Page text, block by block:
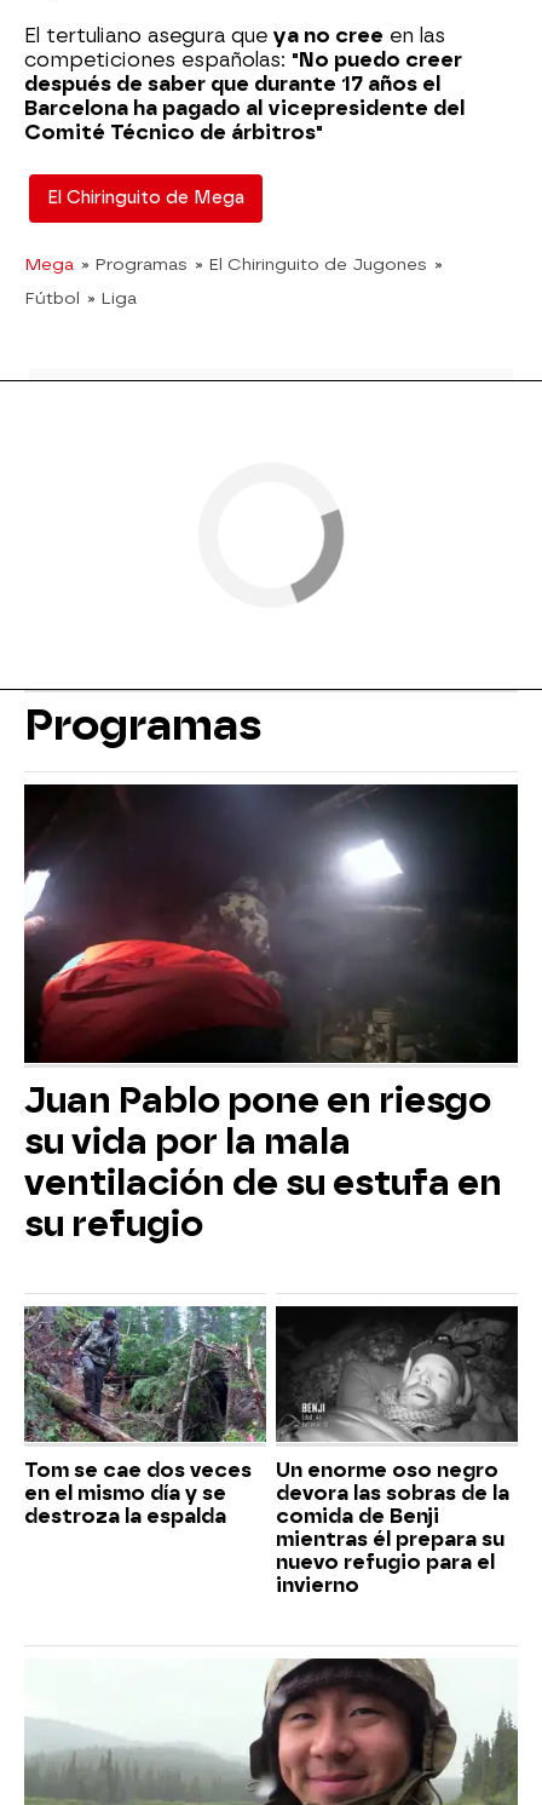
El tertuliano asegura que ya no cree en las
competiciones españolas: "No puedo creer
después de saber que durante 17 años el
Barcelona ha pagado al vicepresidente del
Comité Técnico de árbitros"
El Chiringuito de Mega
Mega » Programas » El Chiringuito de Jugones »
Fútbol » Liga
Programas
Juan Pablo pone en riesgo
su vida por la mala
ventilación de su estufa en
su refugio
Tom se cae dos veces
en el mismo día y se
destroza la espalda
Un enorme oso negro
devora las sobras de la
comida de Benji
mientras él prepara su
nuevo refugio para el
invierno